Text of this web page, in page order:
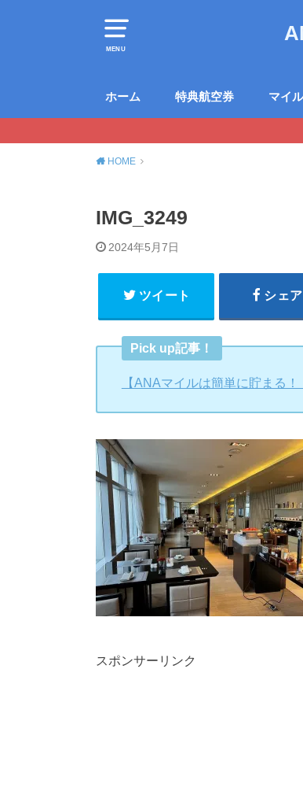
MENU
ホーム 特典航空券 マイ
HOME
IMG_3249
2024年5月7日
ツイート シェア
Pick up記事！
【ANAマイルは簡単に貯まる
スポンサーリンク